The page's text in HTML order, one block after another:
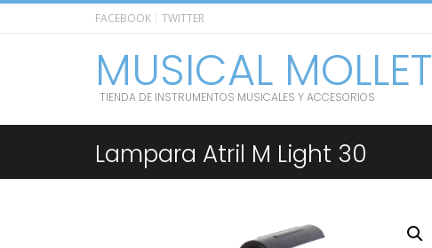
FACEBOOK TWITTER
MUSICAL MOLLET
TIENDA DE INSTRUMENTOS MUSICALES Y ACCESORIOS
Lampara Atril M Light 30